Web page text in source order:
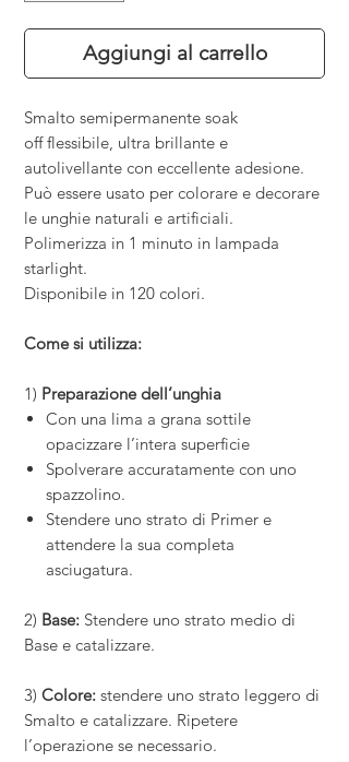
Aggiungi al carrello
Smalto semipermanente soak
off flessibile, ultra brillante e
autolivellante con eccellente adesione.
Può essere usato per colorare e decorare
le unghie naturali e artificiali.
Polimerizza in 1 minuto in lampada
starlight.
Disponibile in 120 colori.
Come si utilizza:
1) Preparazione dell’unghia
Con una lima a grana sottile
opacizzare l’intera superficie
Spolverare accuratamente con uno
spazzolino.
Stendere uno strato di Primer e
attendere la sua completa
asciugatura.
2) Base: Stendere uno strato medio di
Base e catalizzare.
3) Colore: stendere uno strato leggero di
Smalto e catalizzare. Ripetere
l’operazione se necessario.